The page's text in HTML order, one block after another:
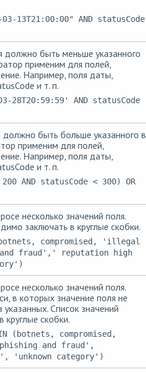
13T21:00:00" AND statusCode
быть меньше указанного
применим для полей,
Например, поля даты,
и т. п.
28T20:59:59' AND statusCode
быть больше указанного в
применим для полей,
Например, поля даты,
и т. п.
AND statusCode < 300) OR
несколько значений поля.
заключать в круглые скобки.
compromised, 'illegal
fraud',' reputation high
несколько значений поля.
в которых значение поля не
Список значений
скобки.
(botnets, compromised,
and fraud',
'unknown category')